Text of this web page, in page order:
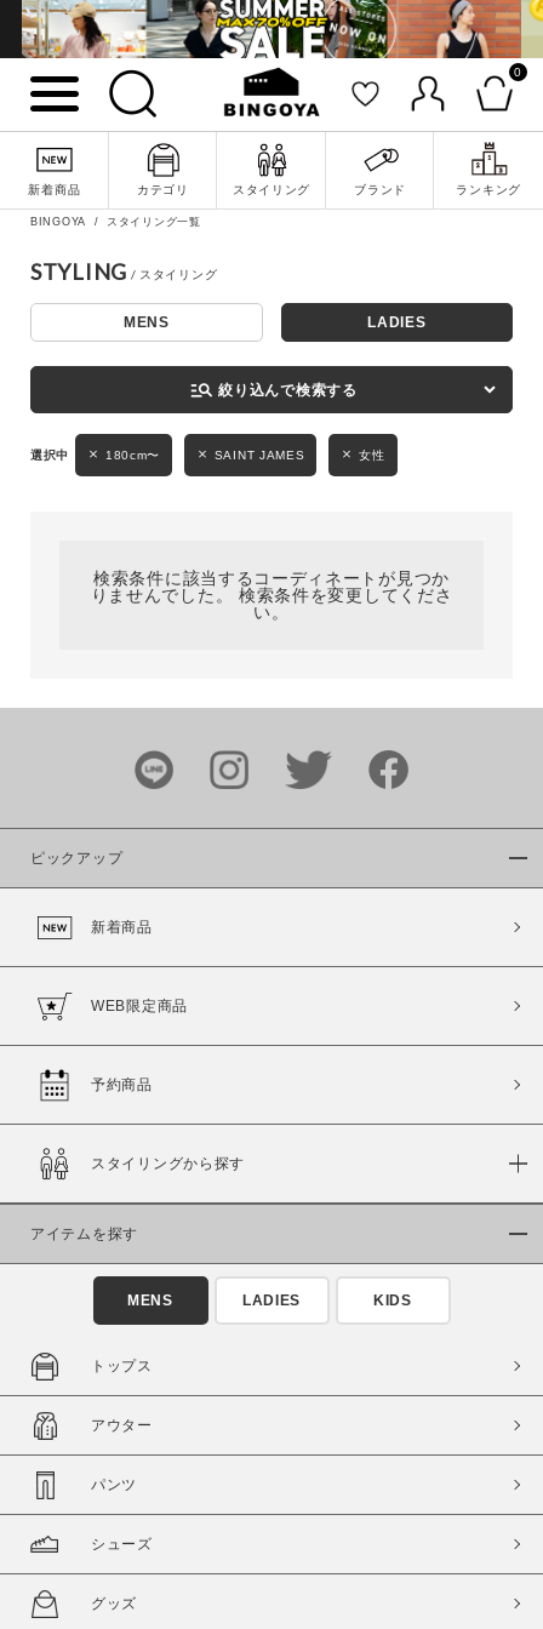
0
新着商品 カテゴリ スタイリング ブランド ランキング
詳細検索
カラー
価格
～
商品タイプ
通常商品 予約商品
在庫
在庫あり 在庫なし含む
BINGOYA スタイリング一覧
STYLING
MENS LADIES
manage_search 絞り込んで検索する
180cm〜 SAINT JAMES 女性
検索条件に該当するコーディネートが見つか
りませんでした。 検索条件を変更してくださ
い。
ピックアップ
新着商品
WEB限定商品
予約商品
スタイリングから探す
アイテムを探す
MENS LADIES KIDS
トップス
アウター
パンツ
シューズ
グッズ